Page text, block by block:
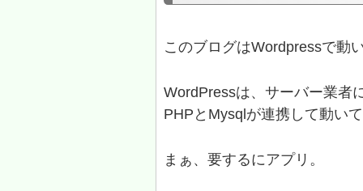
このブログはWordpressで動
WordPressは、サーバー業者
PHPとMysqlが連携して動い
まぁ、要するにアプリ。